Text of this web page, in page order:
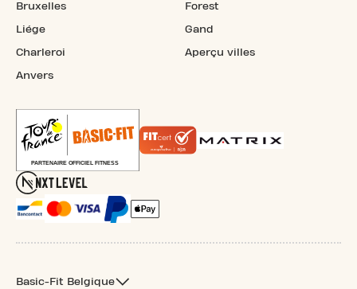
Bruxelles
Liége
Charleroi
Anvers
Forest
Gand
Aperçu villes
Basic-Fit Belgique